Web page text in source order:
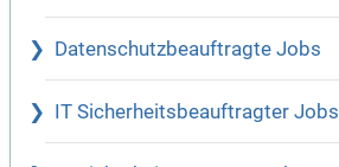
Datenschutzbeauftragte Jobs
IT Sicherheitsbeauftragter Jobs